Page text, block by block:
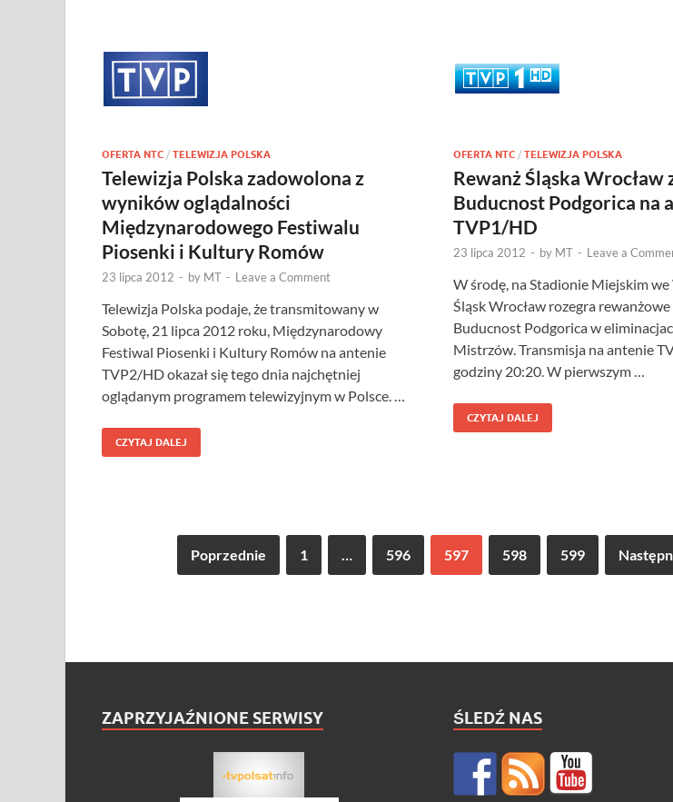
OFERTA NTC / TELEWIZJA POLSKA
Telewizja Polska zadowolona z
wyników oglądalności
Międzynarodowego Festiwalu
Piosenki i Kultury Romów
23 lipca 2012 - by MT - Leave a Comment
Telewizja Polska podaje, że transmitowany w
Sobotę, 21 lipca 2012 roku, Międzynarodowy
Festiwal Piosenki i Kultury Romów na antenie
TVP2/HD okazał się tego dnia najchętniej
oglądanym programem telewizyjnym w Polsce. …
CZYTAJ DALEJ
OFERTA NTC / TELEWIZJA POLSKA
Rewanż Śląska Wrocław
Buducnost Podgorica na
TVP1/HD
23 lipca 2012 - by MT - Leave a
W środę, na Stadionie Miejskim we
Śląsk Wrocław rozegra
Buducnost Podgorica w
Mistrzów. Transmisja na antenie
godziny 20:20. W pierwszym …
CZYTAJ DALEJ
Poprzednie 1 … 596 597 598 599
ZAPRZYJAŹNIONE SERWISY ŚLEDŹ NAS